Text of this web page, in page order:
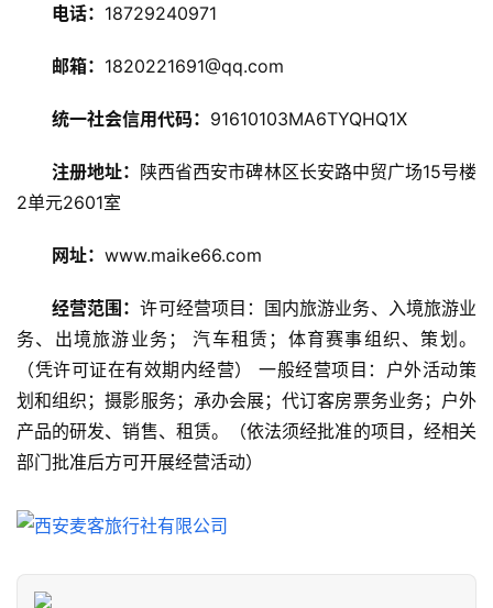
热
门
景
点
游
息
电话： 18729240971
邮箱： 1820221691@qq.com
统一社会信用代码： 91610103MA6TYQHQ1X
注册地址： 陕西省西安市碑林区长安路中贸广场15号楼
2单元2601室
网址： www.maike66.com
经营范围：许可经营项目：国内旅游业务、入境旅游业
务、出境旅游业务； 汽车租赁；体育赛事组织、策划。
（凭许可证在有效期内经营） 一般经营项目：户外活动策
划和组织；摄影服务；承办会展；代订客房票务业务；户外
产品的研发、销售、租赁。（依法须经批准的项目，经相关
部门批准后方可开展经营活动）